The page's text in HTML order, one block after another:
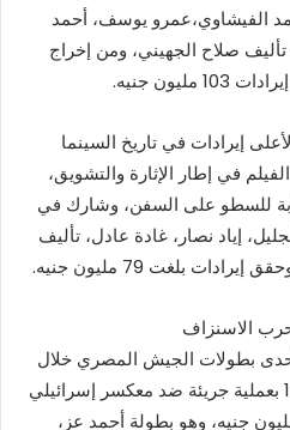
الفيشاوي،عمرو يوسف، أحمد
صلاح الجهيني، ومن إخراج
جنيه.
إيرادات في تاريخ السينما
في إطار الإثارة والتشويق،
للسطو على السفن، وشارك في
إياد نصار، غادة عادل، تأليف
بلغت 79 مليون جنيه.
الاسنزاف
بطولات الجيش المصري خلال
حرب الاستنزاف بعد نكسة 1967 بعملية جريئة ضد معكسر إسرائيلي
قلب سيناء، فقد حقق 74 مليون جنيه، وهو بطولة أحمد عز،